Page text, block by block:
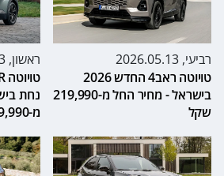
רביעי, 2026.05.13
טויוטה ראב4 החדש 2026
בישראל - מחיר החל מ-219,990
שקל
ראשון, 2026.05.03
נחת
מ-179,990 שקל